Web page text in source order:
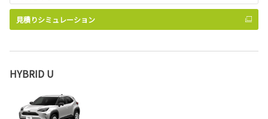
見積りシミュレーション
HYBRID U